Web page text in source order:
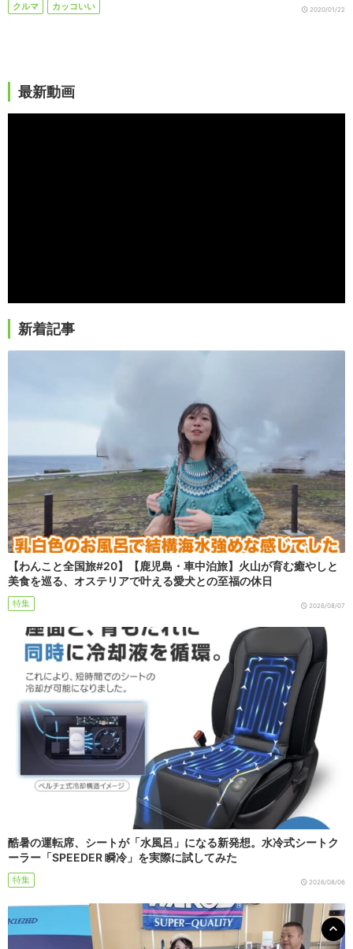
クルマ カッコいい 2020/01/22
最新動画
新着記事
【わんこと全国旅#20】【鹿児島・車中泊旅】火山が育む癒やしと
美食を巡る、オステリアで叶える愛犬との至福の休日
特集 2026/08/07
酷暑の運転席、シートが「水風呂」になる新発想。水冷式シートク
ーラー「SPEEDER 瞬冷」を実際に試してみた
特集 2026/08/06